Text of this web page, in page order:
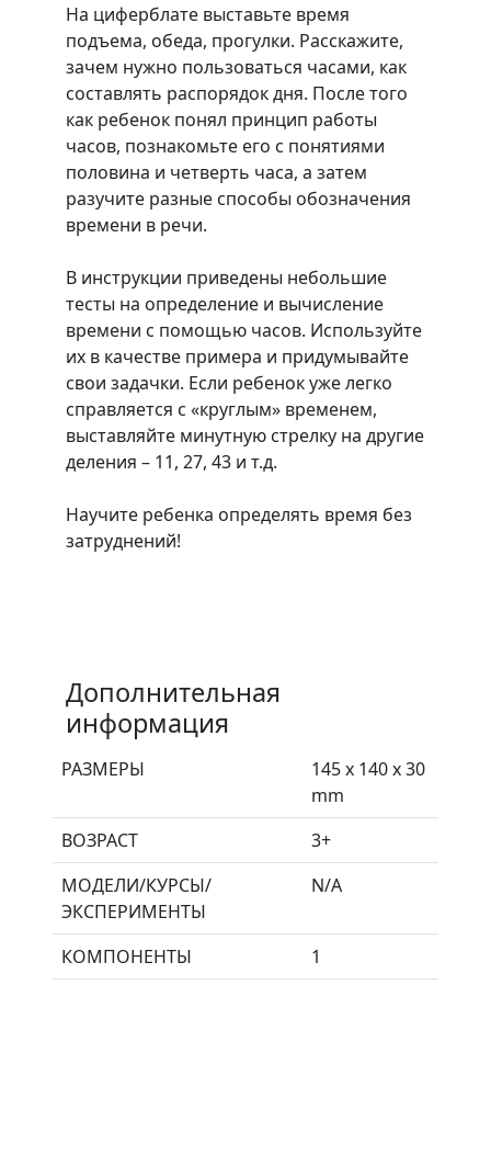
На циферблате выставьте время
подъема, обеда, прогулки. Расскажите,
зачем нужно пользоваться часами, как
составлять распорядок дня. После того
как ребенок понял принцип работы
часов, познакомьте его с понятиями
половина и четверть часа, а затем
разучите разные способы обозначения
времени в речи.
В инструкции приведены небольшие
тесты на определение и вычисление
времени с помощью часов. Используйте
их в качестве примера и придумывайте
свои задачки. Если ребенок уже легко
справляется с «круглым» временем,
выставляйте минутную стрелку на другие
деления – 11, 27, 43 и т.д.
Научите ребенка определять время без
затруднений!
Дополнительная
информация
РАЗМЕРЫ
145 x 140 x 30
mm
ВОЗРАСТ
3+
МОДЕЛИ/КУРСЫ/
ЭКСПЕРИМЕНТЫ
N/A
КОМПОНЕНТЫ 1